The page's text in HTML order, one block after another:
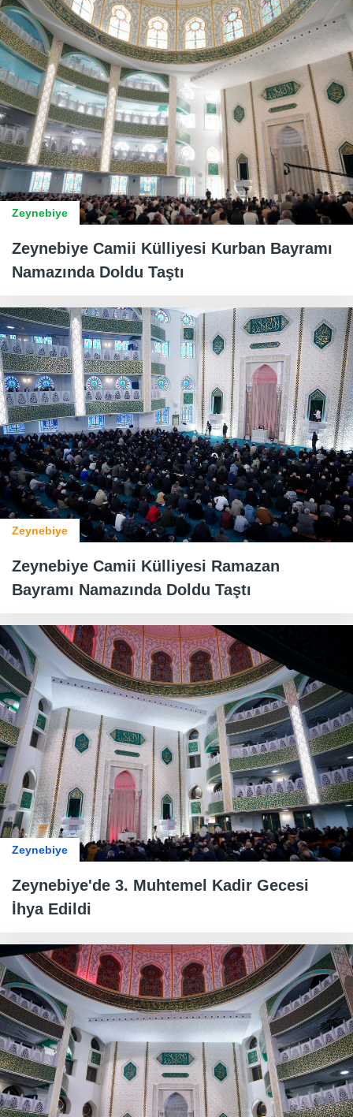
Zeynebiye
Zeynebiye Camii Külliyesi Kurban Bayramı
Namazında Doldu Taştı
Zeynebiye
Zeynebiye Camii Külliyesi Ramazan
Bayramı Namazında Doldu Taştı
Zeynebiye
Zeynebiye'de 3. Muhtemel Kadir Gecesi
İhya Edildi